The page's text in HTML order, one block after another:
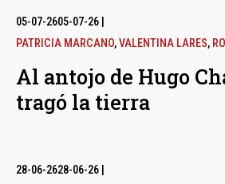
05-07-2605-07-26
PATRICIA MARCANO,VALENTINA LARES,
Al antojo de Hugo
tragó la tierra
28-06-2628-06-26